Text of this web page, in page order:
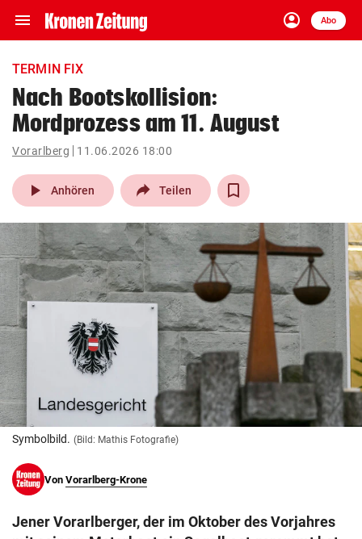
menu Navigation
ein-/ausklappen
account_circle
Anmelden
Abo
close Schließen
account_circle Anmelden
arrow_right
pin_drop
Wien arrow_right
bookmark
search
Suchbegriff
eingeben
© Krone Multimedia GmbH & Co KG 2026
Muthgasse 2, 1190 Wien
TERMIN FIX
Nach Bootskollision:
Mordprozess am 11. August
Vorarlberg 11.06.2026 18:00
play_arrow Anhören Teilen
Symbolbild. (Bild: Mathis Fotografie)
Von Vorarlberg-Krone
Jener Vorarlberger, der im Oktober des Vorjahres